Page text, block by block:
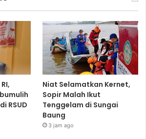
RSUD
Niat Selamatkan Kernet,
Sopir Malah Ikut
Tenggelam di Sungai
Baung
3 jam ago